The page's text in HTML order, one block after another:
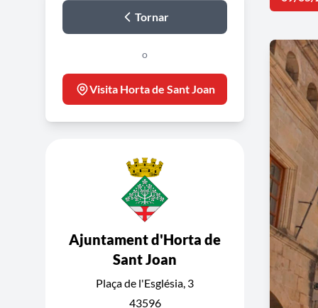
Tornar
o
Visita Horta de Sant Joan
Ajuntament d'Horta de
Sant Joan
Plaça de l'Església, 3
43596